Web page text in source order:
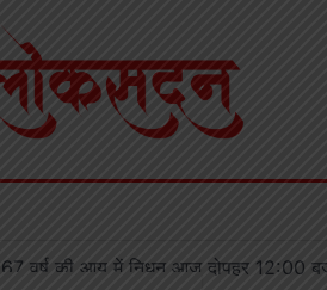
वर्ष की आयु में निधन आज दोपहर 12:00